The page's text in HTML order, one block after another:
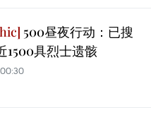
500昼夜行动：已搜
1500具烈士遗骸